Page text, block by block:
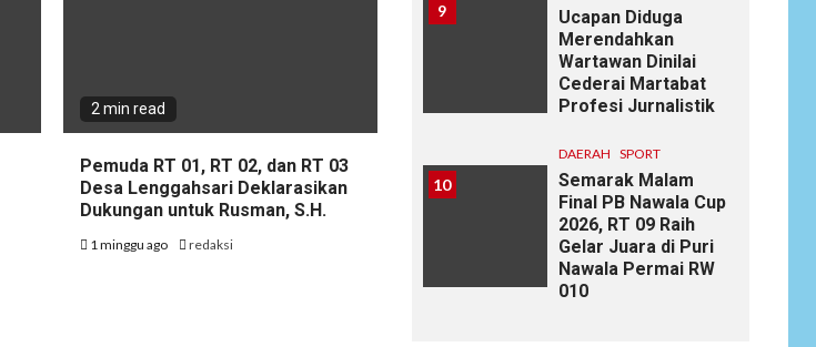
2 min read
Pemuda RT 01, RT 02, dan RT 03
Desa Lenggahsari Deklarasikan
Dukungan untuk Rusman, S.H.
1 minggu ago redaksi
9
Ucapan Diduga
Merendahkan
Wartawan Dinilai
Cederai Martabat
Profesi Jurnalistik
10
DAERAH SPORT
Semarak Malam
Final PB Nawala Cup
2026, RT 09 Raih
Gelar Juara di Puri
Nawala Permai RW
010